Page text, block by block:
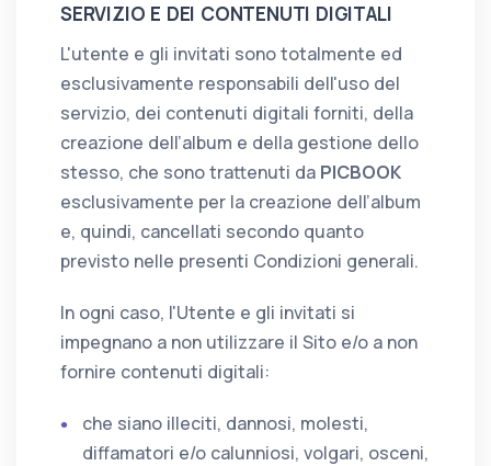
SERVIZIO E DEI CONTENUTI DIGITALI
L'utente e gli invitati sono totalmente ed
esclusivamente responsabili dell'uso del
servizio, dei contenuti digitali forniti, della
creazione dell’album e della gestione dello
stesso, che sono trattenuti da PICBOOK
esclusivamente per la creazione dell’album
e, quindi, cancellati secondo quanto
previsto nelle presenti Condizioni generali.
In ogni caso, l'Utente e gli invitati si
impegnano a non utilizzare il Sito e/o a non
fornire contenuti digitali:
che siano illeciti, dannosi, molesti,
diffamatori e/o calunniosi, volgari, osceni,